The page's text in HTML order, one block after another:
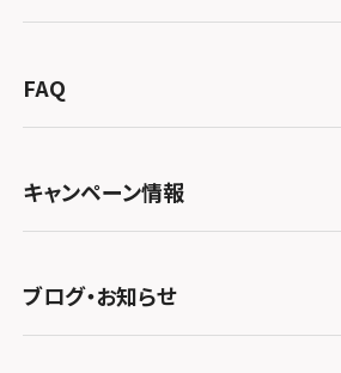
スマホスピタル宇都宮
スマホスピタル 高崎
スマホスピタル鴻巣
スマホスピタル テルル三芳
スマホスピタル 熊谷
スマホスピタル ゲオデジタルベ
スマホスピタル埼玉大宮
北陸・甲信越
スマホスピタルアル・プラザ小松
スマホスピタル 北陸総合修理
スマホスピタル 長野
東海
スマホスピタル岐阜
スマホスピタル 浜松
スマホスピタル静岡パルコ
スマホスピタル 藤枝
スマホスピタル名古屋駅前
関西
スマホスピタル 大阪梅田
スマホスピタル by デジホ 梅田
スマホスピタル京橋
スマホスピタル by デジホ天王
中国・四国
スマホスピタル岡山駅前
スマホスピタル by デジホ マー
ち
会社概要
総務省登録業者
特定商取引法に関する表記
プライバシーポリシー
郵送修理依頼
郵送修理の流れ
FAQ
キャンペーン情報
キャンペーン一覧
ブログ・お知らせ